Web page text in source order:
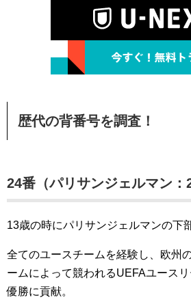
歴代の背番号を調査！
24番（パリサンジェルマン：
13歳の時にパリサンジェルマンの下
全てのユースチームを経験し、欧州
ームによって競われるUEFAユース
優勝に貢献。